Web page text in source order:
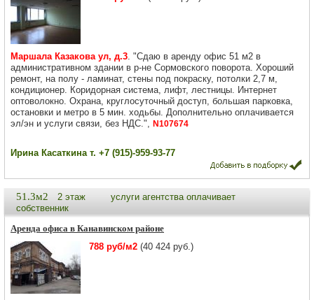
Маршала Казакова ул, д.3. "Сдаю в аренду офис 51 м2 в
административном здании в р-не Сормовского поворота. Хороший
ремонт, на полу - ламинат, стены под покраску, потолки 2,7 м,
кондиционер. Коридорная система, лифт, лестницы. Интернет
оптоволокно. Охрана, круглосуточный доступ, большая парковка,
остановки и метро в 5 мин. ходьбы. Дополнительно оплачивается
эл/эн и услуги связи, без НДС.", N107674
Ирина Касаткина т. +7 (915)-959-93-77
51.3м2 2 этаж
услуги агентства оплачивает
собственник
Аренда офиса в Канавинском районе
788 руб/м2 (40 424 руб.)